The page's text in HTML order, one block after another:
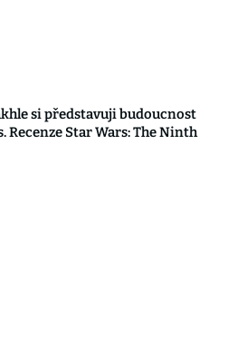
si představuji budoucnost
Recenze Star Wars: The Ninth